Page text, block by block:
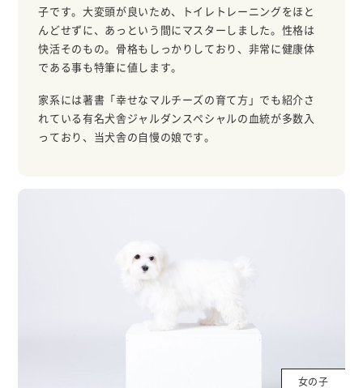
子です。大変頭が良いため、トイレトレーニングをほと
んどせずに、あっという間にマスターしました。性格は
快活そのもの。骨格もしっかりしており、非常に健康体
である事も特筆に値します。
家系には著書「幸せなマルチーズの育て方」でも紹介さ
れている有名犬舎ジャルダンスペシャルの血統が多数入
っており、当犬舎の自慢の娘です。
女の子